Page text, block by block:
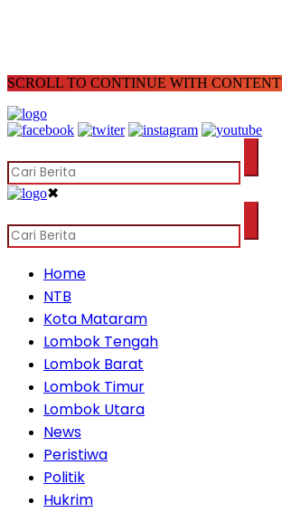
SCROLL TO CONTINUE WITH CONTENT
✖
Home
NTB
Kota Mataram
Lombok Tengah
Lombok Barat
Lombok Timur
Lombok Utara
News
Peristiwa
Politik
Hukrim